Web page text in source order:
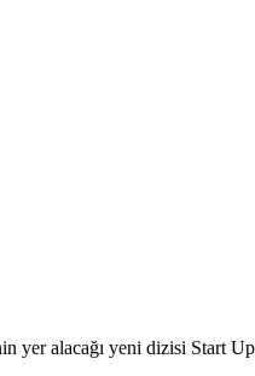
alacağı yeni dizisi Start Up